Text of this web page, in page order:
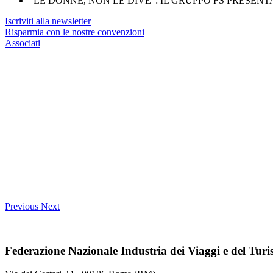
Iscriviti alla newsletter
Risparmia con le nostre convenzioni
Associati
Previous Next
Federazione Nazionale Industria dei Viaggi e del